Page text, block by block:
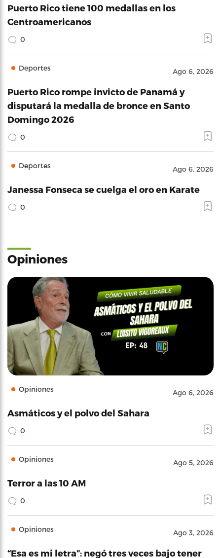
Puerto Rico tiene 100 medallas en los
Centroamericanos
0
Deportes Ago 6, 2026
Puerto Rico rompe invicto de Panamá y
disputará la medalla de bronce en Santo
Domingo 2026
0
Deportes Ago 6, 2026
Janessa Fonseca se cuelga el oro en Karate
0
Opiniones
Opiniones Ago 6, 2026
Asmáticos y el polvo del Sahara
0
Opiniones Ago 5, 2026
Terror a las 10 AM
0
Opiniones Ago 3, 2026
“Esa es mi letra”: negó tres veces bajo tener